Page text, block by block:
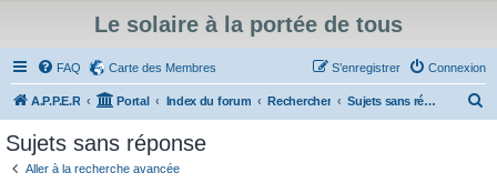
Le solaire à la portée de tous
FAQ Carte des Membres Connexion
S’enregistrer
A.P.P.E.R Portal Index du forum Rechercher Sujets sans réponse
Sujets sans réponse
Aller à la recherche avancée